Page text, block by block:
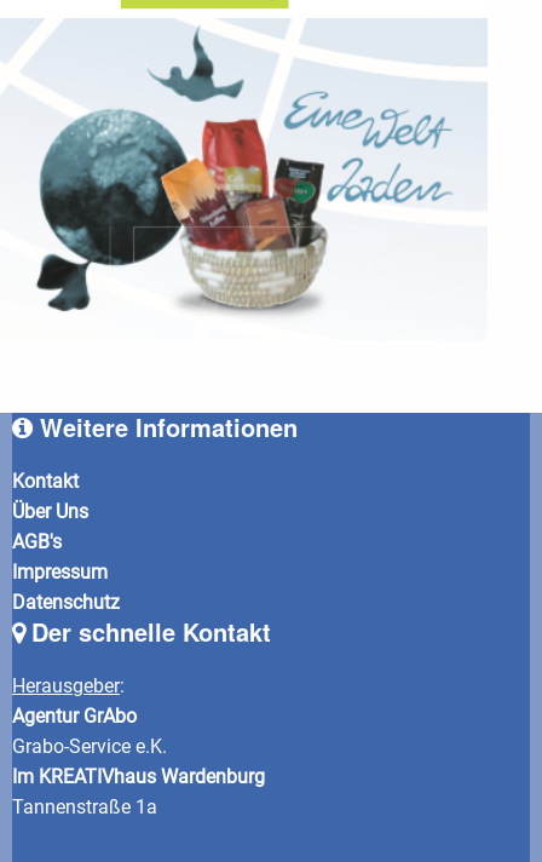
Weitere Informationen
Kontakt
Über Uns
AGB's
Impressum
Datenschutz
Der schnelle Kontakt
Herausgeber:
Agentur GrAbo
Grabo-Service e.K.
Im KREATIVhaus Wardenburg
Tannenstraße 1a